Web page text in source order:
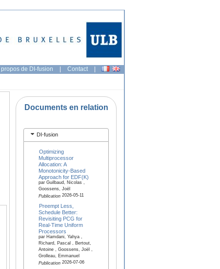
propos de DI-fusion | Contact |
Documents en relation
DI-fusion
Optimizing
Multiprocessor
Allocation: A
Monotonicity-Based
Approach for EDF(K)
par Guilbaud, Nicolas ,
Goossens, Joël
Publication2026-05-11
Preempt Less,
Schedule Better:
Revisiting PCG for
Real-Time Uniform
Processors
par Hamdani, Yahya ,
Richard, Pascal , Bertout,
Antoine , Goossens, Joël ,
Grolleau, Emmanuel
Publication2026-07-06